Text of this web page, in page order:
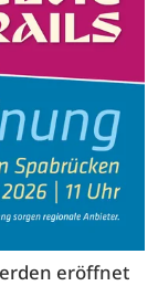
eröffnet